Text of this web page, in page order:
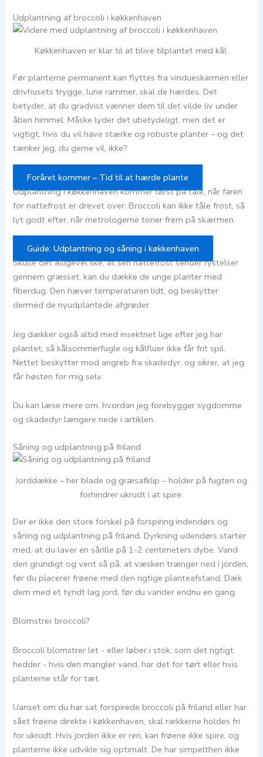
Udplantning af broccoli i køkkenhaven
Køkkenhaven er klar til at blive tilplantet med kål.
Før planterne permanent kan flyttes fra vindueskarmen eller
drivhusets trygge, lune rammer, skal de hærdes. Det
betyder, at du gradvist vænner dem til det vilde liv under
åben himmel. Måske lyder det ubetydeligt, men det er
vigtigt, hvis du vil have stærke og robuste planter – og det
tænker jeg, du gerne vil, ikke?
Foråret kommer – Tid til at hærde plante
Udplantning i køkkenhaven kommer først på tale, når faren
for nattefrost er drevet over. Broccoli kan ikke tåle frost, så
lyt godt efter, når metrologerne toner frem på skærmen.
Guide: Udplantning og såning i køkkenhaven
Skulle det alligevel ske, at sen nattefrost sender rystelser
gennem græsset, kan du dække de unge planter med
fiberdug. Den hæver temperaturen lidt, og beskytter
dermed de nyudplantede afgrøder.
Jeg dækker også altid med insektnet lige efter jeg har
plantet, så kålsommerfugle og kålfluer ikke får frit spil.
Nettet beskytter mod angreb fra skadedyr, og sikrer, at jeg
får høsten for mig selv.
Du kan læse mere om, hvordan jeg forebygger sygdomme
og skadedyr længere nede i artiklen.
Såning og udplantning på friland
Jorddække – her blade og græsafklip – holder på fugten og
forhindrer ukrudt i at spire.
Der er ikke den store forskel på forspiring indendørs og
såning og udplantning på friland. Dyrkning udendørs starter
med, at du laver en sårille på 1-2 centimeters dybe. Vand
den grundigt og vent så på, at væsken trænger ned i jorden,
før du placerer frøene med den rigtige planteafstand. Dæk
dem med et tyndt lag jord, før du vander endnu en gang.
Blomstrer broccoli?
Broccoli blomstrer let - eller løber i stok, som det rigtigt
hedder - hvis den mangler vand, har det for tørt eller hvis
planterne står for tæt.
Uanset om du har sat forspirede broccoli på friland eller har
sået frøene direkte i køkkenhaven, skal rækkerne holdes fri
for ukrudt. Hvis jorden ikke er ren, kan frøene ikke spire, og
planterne ikke udvikle sig optimalt. De har simpelthen ikke